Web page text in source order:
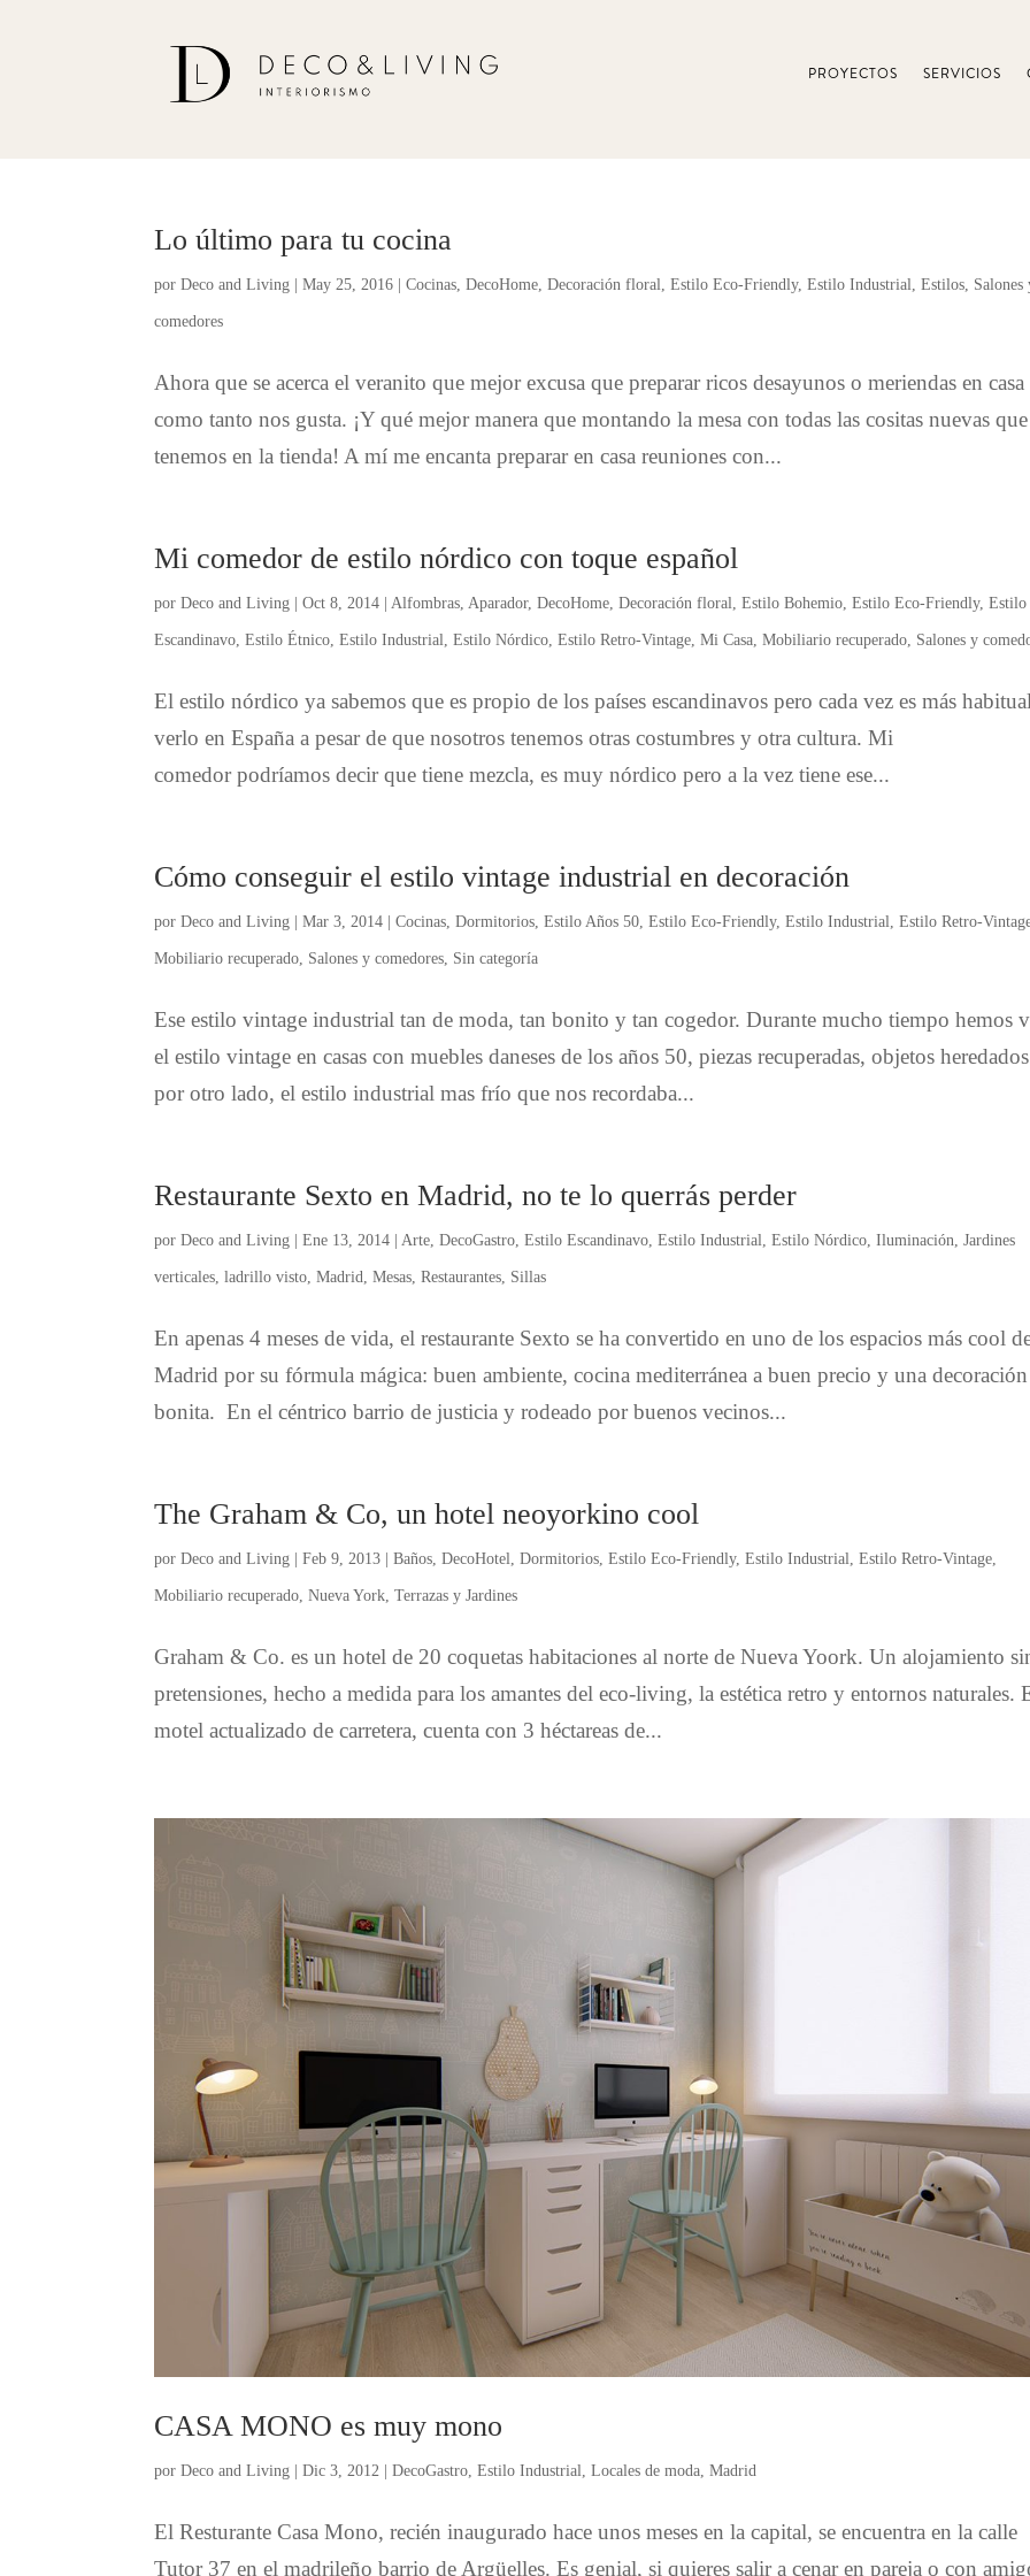
PROYECTOS SERVICIOS
Lo último para tu cocina
porDeco and Living |May 25, 2016 |Cocinas ,DecoHome ,Decoración floral ,Estilo Eco-Friendly,Estilo Industrial ,Estilos Salones
comedores
Ahora que se acerca el veranito que mejor excusa que preparar ricos desayunos o meriendas en casa
como tanto nos gusta. ¡Y qué mejor manera que montando la mesa con todas las cositas nuevas que
tenemos en la tienda! A mí me encanta preparar en casa reuniones con...
Mi comedor de estilo nórdico con toque español
porDeco and Living |Oct 8, 2014 Alfombras Aparador,DecoHome ,Decoración floral ,Estilo Bohemio ,Estilo Eco-Friendly,Estilo
Escandinavo ,Estilo Étnico ,Estilo Industrial ,Estilo Nórdico ,Estilo Retro-Vintage ,Mi Casa ,Mobiliario recuperado Salones y
El estilo nórdico ya sabemos que es propio de los países escandinavos pero cada vez es más
verlo en España a pesar de que nosotros tenemos otras costumbres y otra cultura. Mi
comedor podríamos decir que tiene mezcla, es muy nórdico pero a la vez tiene ese...
Cómo conseguir el estilo vintage industrial en decoración
porDeco and Living |Mar 3, 2014 |Cocinas ,Dormitorios ,Estilo Años 50 ,Estilo Eco-Friendly,Estilo Industrial ,Estilo Retro-
Mobiliario recuperado Salones y comedores Sin categoría
Ese estilo vintage industrial tan de moda, tan bonito y tan cogedor. Durante mucho tiempo hemos
el estilo vintage en casas con muebles daneses de los años 50, piezas recuperadas, objetos
por otro lado, el estilo industrial mas frío que nos recordaba...
Restaurante Sexto en Madrid, no te lo querrás perder
porDeco and Living |Ene 13, 2014 Arte ,DecoGastro ,Estilo Escandinavo ,Estilo Industrial ,Estilo Nórdico ,Iluminación ,Jardines
verticales ,ladrillo visto ,Madrid ,Mesas ,Restaurantes Sillas
En apenas 4 meses de vida, el restaurante Sexto se ha convertido en uno de los espacios más cool
Madrid por su fórmula mágica: buen ambiente, cocina mediterránea a buen precio y una decoración
bonita. En el céntrico barrio de justicia y rodeado por buenos vecinos...
The Graham & Co, un hotel neoyorkino cool
porDeco and Living |Feb 9, 2013 |Baños ,DecoHotel ,Dormitorios ,Estilo Eco-Friendly,Estilo Industrial ,Estilo Retro-Vintage
Mobiliario recuperado ,Nueva York ,Terrazas y Jardines
Graham & Co. es un hotel de 20 coquetas habitaciones al norte de Nueva Yoork. Un alojamiento
pretensiones, hecho a medida para los amantes del eco-living, la estética retro y entornos naturales.
motel actualizado de carretera, cuenta con 3 héctareas de...
CASA MONO es muy mono
porDeco and Living |Dic 3, 2012 |DecoGastro ,Estilo Industrial ,Locales de moda ,Madrid
El Resturante Casa Mono, recién inaugurado hace unos meses en la capital, se encuentra en la calle
Tutor 37 en el madrileño barrio de Argüelles. Es genial, si quieres salir a cenar en pareja o con